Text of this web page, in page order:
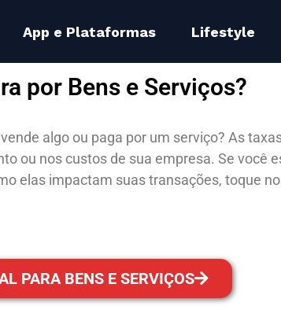
App e Plataformas Lifestyle
por Bens e Serviços?
algo ou paga por um serviço? As
ou nos custos de sua empresa. Se você
elas impactam suas transações, toque
PARA BENS E SERVIÇOS